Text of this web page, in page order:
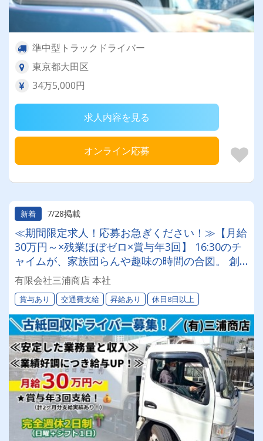
準中型トラックドライバー
東京都大田区
34万5,000円
求人内容を見る
オンライン応募
新着 7/28掲載
≪期間限定求人！応募お急ぎください！≫【月給
30万円～×残業ほぼゼロ×賞与年3回】 16:30のチ
ャイムが、家族団らんや趣味の時間の合図。 創
業50年の安定企業で、心にゆとりあるドライバー
人生を。
有限会社三浦商店 本社
賞与あり 交通費支給 昇給あり 休日8日以上